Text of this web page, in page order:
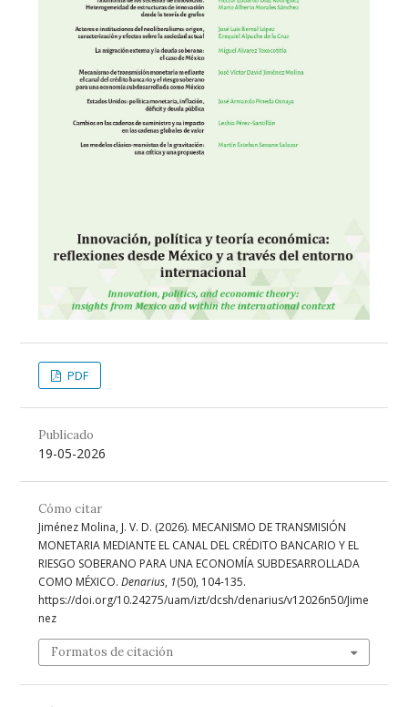
PDF
Publicado
19-05-2026
Cómo citar
Jiménez Molina, J. V. D. (2026). MECANISMO DE TRANSMISIÓN
MONETARIA MEDIANTE EL CANAL DEL CRÉDITO BANCARIO Y EL
RIESGO SOBERANO PARA UNA ECONOMÍA SUBDESARROLLADA
COMO MÉXICO.Denarius, 1(50), 104-135.
https://doi.org/10.24275/uam/izt/dcsh/denarius/v12026n50/Jime
nez
Formatos de citación